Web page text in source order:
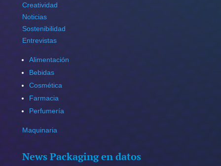
Creatividad
Noticias
Sostenibilidad
Entrevistas
Alimentación
Bebidas
Cosmética
Farmacia
Perfumería
Maquinaria
News Packaging en datos